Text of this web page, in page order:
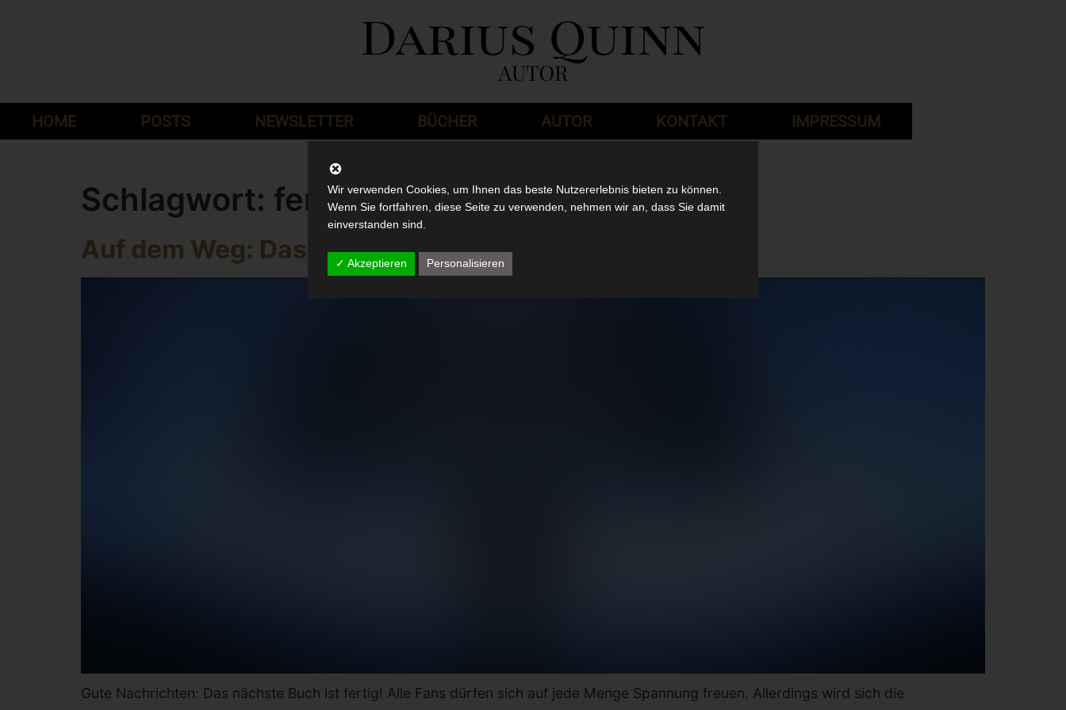
HOME POSTS NEWSLETTER BÜCHER AUTOR KONTAKT IMPRESSUM
Schlagwort: fertig
Auf dem Weg: Das nächste Buch ist fertig
Gute Nachrichten: Das nächste Buch ist fertig! Alle Fans dürfen sich auf jede Menge Spannung freuen. Allerdings wird sich die
Wir verwenden Cookies, um Ihnen das beste Nutzererlebnis bieten zu können.
Wenn Sie fortfahren, diese Seite zu verwenden, nehmen wir an, dass Sie damit
einverstanden sind.
✓ Akzeptieren Personalisieren